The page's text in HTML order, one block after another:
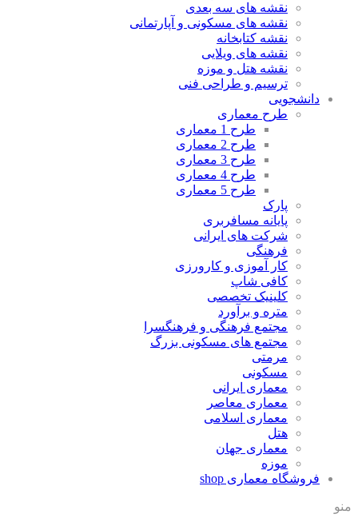
نقشه های سه بعدی
نقشه های مسکونی و آپارتمانی
نقشه کتابخانه
نقشه های ویلایی
نقشه هتل و موزه
ترسیم و طراحی فنی
دانشجویی
طرح معماری
طرح 1 معماری
طرح 2 معماری
طرح 3 معماری
طرح 4 معماری
طرح 5 معماری
پارک
پایانه مسافربری
شرکت های ایرانی
فرهنگی
کار آموزی و کارورزی
کافی شاپ
کلینیک تخصصی
متره و برآورد
مجتمع فرهنگی و فرهنگسرا
مجتمع های مسکونی بزرگ
مرمتی
مسکونی
معماری ایرانی
معماری معاصر
معماری اسلامی
هتل
معماری جهان
موزه
فروشگاه معماری shop
منو